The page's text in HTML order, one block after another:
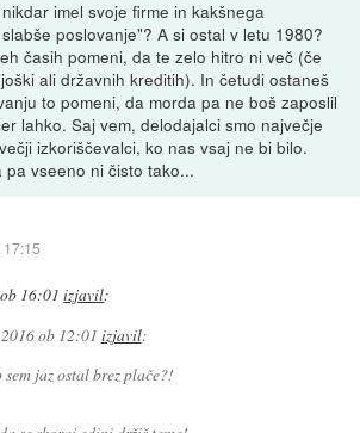
imel svoje firme in kakšnega
poslovanje"? A si ostal v letu 1980?
časih pomeni, da te zelo hitro ni več (če
ali državnih kreditih). In četudi ostaneš
to pomeni, da morda pa ne boš zaposlil
lahko. Saj vem, delodajalci smo največje
izkoriščevalci, ko nas vsaj ne bi bilo.
pa vseeno ni čisto tako...
16:01 izjavil:
ob 12:01 izjavil:
sem jaz ostal brez plače?!